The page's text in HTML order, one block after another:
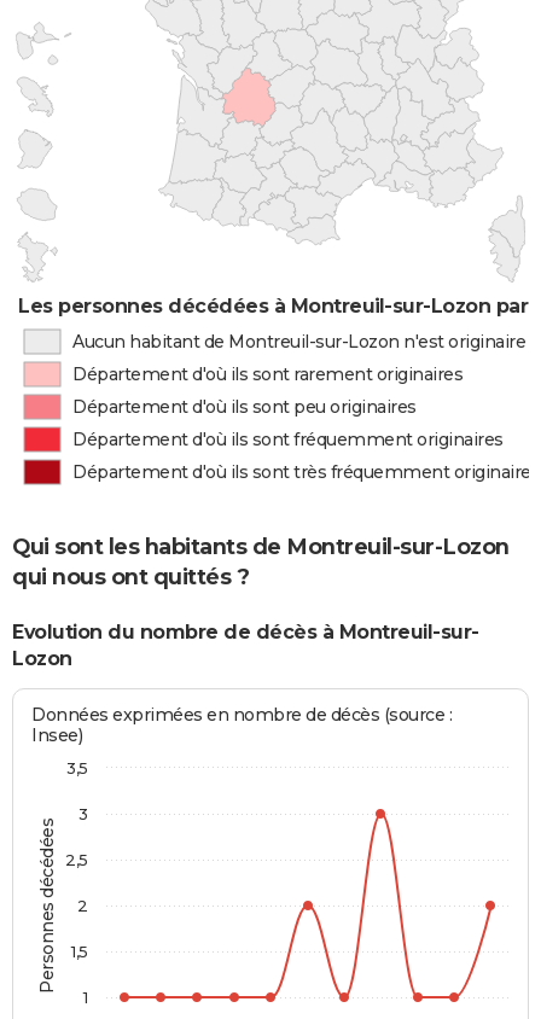
Les personnes décédées à Montreuil-sur-Lozon par
Aucun habitant de Montreuil-sur-Lozon n'est originaire
Département d'où ils sont rarement originaires
Département d'où ils sont peu originaires
Département d'où ils sont fréquemment originaires
Département d'où ils sont très fréquemment originaires
Qui sont les habitants de Montreuil-sur-Lozon
qui nous ont quittés ?
Evolution du nombre de décès à Montreuil-sur-
Lozon
Personnes décédées
Données exprimées en nombre de décès (source :
Insee)
1
1,5
2
2,5
3
3,5